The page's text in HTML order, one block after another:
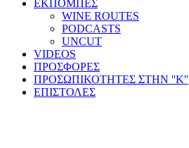
ΕΚΠΟΜΠΕΣ
WINE ROUTES
PODCASTS
UNCUT
VIDEOS
ΠΡΟΣΦΟΡΕΣ
ΠΡΟΣΩΠΙΚΟΤΗΤΕΣ ΣΤΗΝ ''Κ''
ΕΠΙΣΤΟΛΕΣ